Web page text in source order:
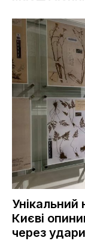
Унікальний
Києві
через